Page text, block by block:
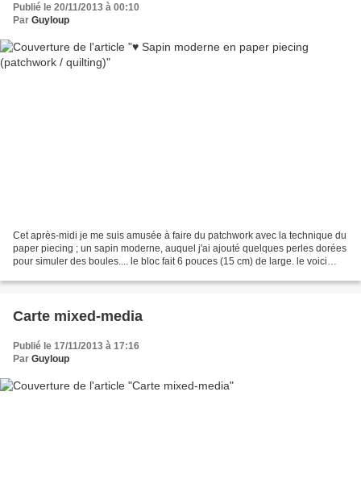
Publié le 20/11/2013 à 00:10
Par Guyloup
Cet après-midi je me suis amusée à faire du patchwork avec la technique du
paper piecing ; un sapin moderne, auquel j'ai ajouté quelques perles dorées
pour simuler des boules.... le bloc fait 6 pouces (15 cm) de large. le voici
Carte mixed-media
Publié le 17/11/2013 à 17:16
Par Guyloup